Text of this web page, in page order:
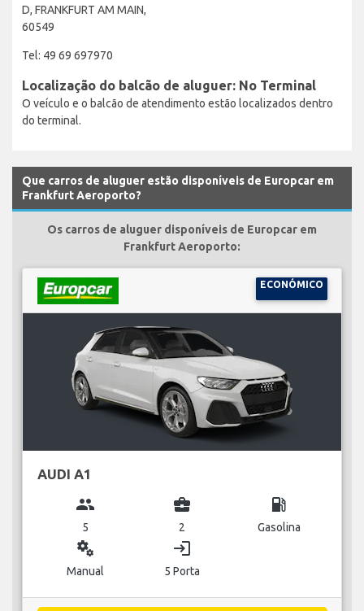
D, FRANKFURT AM MAIN,
60549
Tel: 49 69 697970
Localização do balcão de aluguer: No Terminal
O veículo e o balcão de atendimento estão localizados dentro
do terminal.
Que carros de aluguer estão disponíveis de Europcar em
Frankfurt Aeroporto?
Os carros de aluguer disponíveis de Europcar em
Frankfurt Aeroporto:
ECONÓMICO
AUDI A1
group
5
business_center
2
local_gas_station
Gasolina
miscellaneous_services
Manual
login
5 Porta